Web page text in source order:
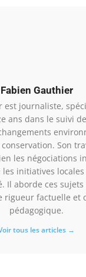
Fabien Gauthier
est journaliste,
ans dans le suivi
Son
les négociations
initiatives
Il aborde ces sujets
rigueur factuelle et
pédagogique.
tous les articles →